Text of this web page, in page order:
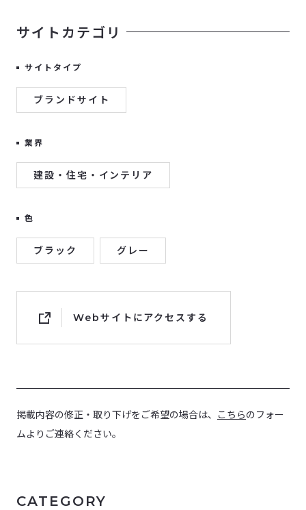
サイトカテゴリ
サイトタイプ
ブランドサイト
業界
建設・住宅・インテリア
色
ブラック グレー
Webサイトにアクセスする
掲載内容の修正・取り下げをご希望の場合は、 こちらのフォー
ムよりご連絡ください。
CATEGORY